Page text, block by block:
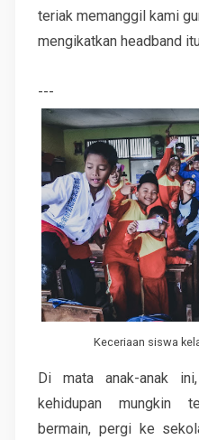
teriak memanggil kami
mengikatkan headband
---
Keceriaan siswa
Di mata anak-anak
kehidupan mungkin
bermain, pergi ke